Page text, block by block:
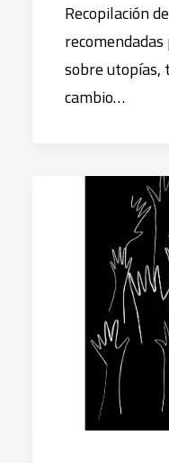
Recopilación
sobre utopías,
cambio…